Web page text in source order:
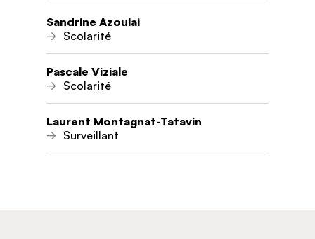
Sandrine Azoulai
Scolarité
Pascale Viziale
Scolarité
Laurent Montagnat-Tatavin
Surveillant